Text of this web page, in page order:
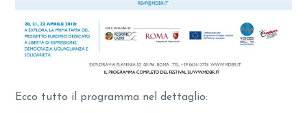
Ecco tutto il programma nel dettaglio: